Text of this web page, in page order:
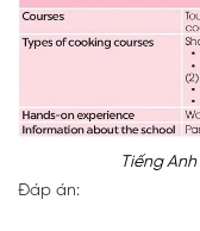
Tiếng
Đáp án: